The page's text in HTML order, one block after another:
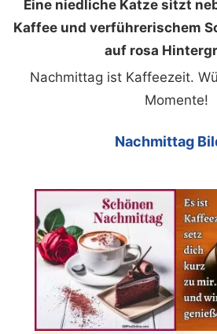
Eine niedliche Katze sitzt
Kaffee und verführerischem
auf rosa
Nachmittag ist Kaffeezeit.
Momente!
Nachmittag